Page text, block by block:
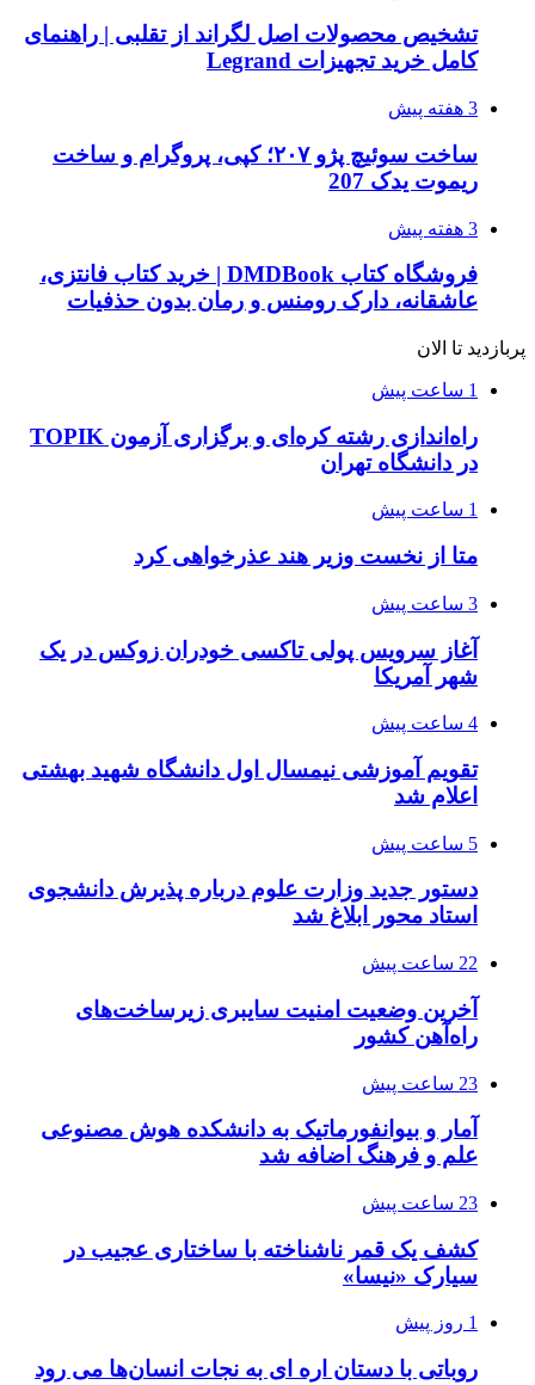
تشخیص محصولات اصل لگراند از تقلبی | راهنمای
کامل خرید تجهیزات Legrand
3 هفته پیش
ساخت سوئیچ پژو ۲۰۷؛ کپی، پروگرام و ساخت
ریموت یدک 207
3 هفته پیش
فروشگاه کتاب DMDBook | خرید کتاب فانتزی،
عاشقانه، دارک رومنس و رمان بدون حذفیات
پربازدید تا الان
1 ساعت پیش
راه‌اندازی رشته کره‌ای و برگزاری آزمون TOPIK
در دانشگاه تهران
1 ساعت پیش
متا از نخست وزیر هند عذرخواهی کرد
3 ساعت پیش
آغاز سرویس پولی تاکسی خودران زوکس در یک
شهر آمریکا
4 ساعت پیش
تقویم آموزشی نیمسال اول دانشگاه شهید بهشتی
اعلام شد
5 ساعت پیش
دستور جدید وزارت علوم درباره پذیرش دانشجوی
استاد محور ابلاغ شد
22 ساعت پیش
آخرین وضعیت امنیت سایبری زیرساخت‌های
راه‌آهن کشور
23 ساعت پیش
آمار و بیوانفورماتیک به دانشکده هوش مصنوعی
علم و فرهنگ اضافه شد
23 ساعت پیش
کشف یک قمر ناشناخته با ساختاری عجیب در
سیارک «نیسا»
1 روز پیش
روباتی با دستان اره ای به نجات انسان‌ها می رود